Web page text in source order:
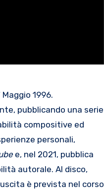
1996.
pubblicando una serie
compositive ed
personali,
e, nel 2021, pubblica
autorale. Al disco,
è prevista nel corso